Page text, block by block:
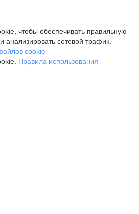
чтобы обеспечивать правильную
анализировать сетевой трафик.
cookie
Правила использования